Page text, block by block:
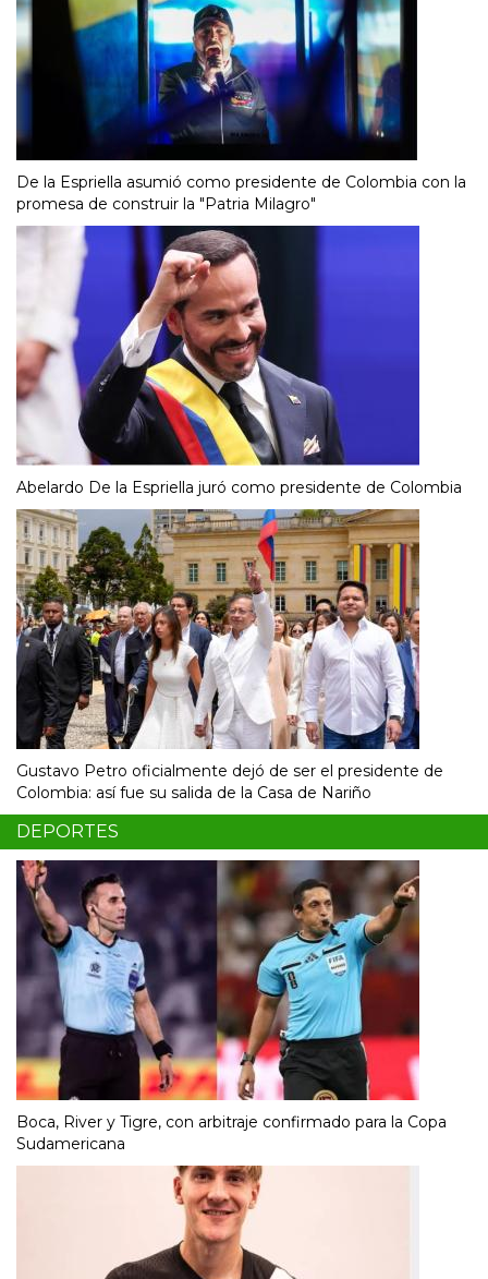
De la Espriella asumió como presidente de Colombia con la
promesa de construir la "Patria Milagro"
Abelardo De la Espriella juró como presidente de Colombia
Gustavo Petro oficialmente dejó de ser el presidente de
Colombia: así fue su salida de la Casa de Nariño
DEPORTES
Boca, River y Tigre, con arbitraje confirmado para la Copa
Sudamericana